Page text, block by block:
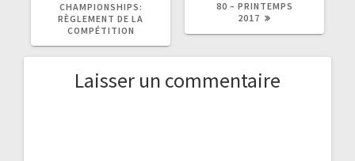
CHAMPIONSHIPS:
RÈGLEMENT DE LA
COMPÉTITION
80 – PRINTEMPS
2017
Laisser un commentaire